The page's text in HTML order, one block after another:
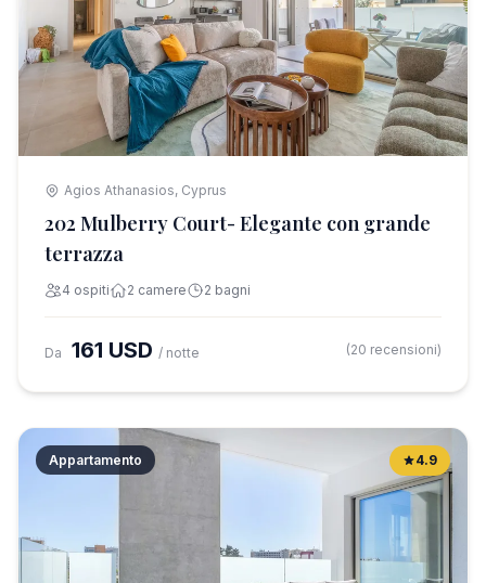
Agios Athanasios, Cyprus
202 Mulberry Court- Elegante con grande
terrazza
4 ospiti 2 camere 2 bagni
Da 161 USD / notte (20 recensioni)
Appartamento 4.9